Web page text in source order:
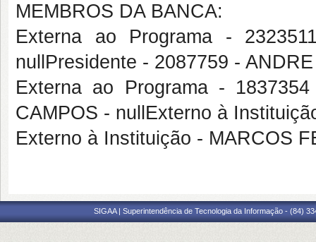
MEMBROS DA BANCA:
Externa ao Programa -
nullPresidente - 2087759 -
Externa ao Programa -
CAMPOS - nullExterno à
Externo à Instituição - MARCOS
SIGAA | Superintendência de Tecnologia da Informação - (84)